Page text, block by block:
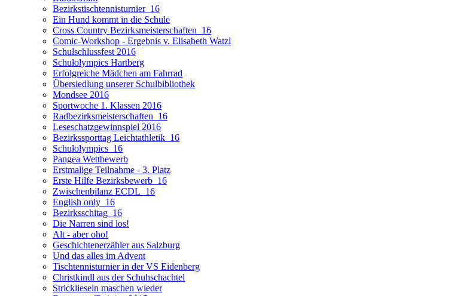
Bezirkstischtennisturnier_16
Ein Hund kommt in die Schule
Cross Country Bezirksmeisterschaften_16
Comic-Workshop - Ergebnis v. Elisabeth Watzl
Schulschlussfest 2016
Schulolympics Hartberg
Erfolgreiche Mädchen am Fahrrad
Übersiedlung unserer Schulbibliothek
Mondsee 2016
Sportwoche 1. Klassen 2016
Radbezirksmeisterschaften_16
Leseschatzgewinnspiel 2016
Bezirkssporttag Leichtathletik_16
Schulolympics_16
Pangea Wettbewerb
Erstmalige Teilnahme - 3. Platz
Erste Hilfe Bezirksbewerb_16
Zwischenbilanz ECDL_16
English only_16
Bezirksschitag_16
Die Narren sind los!
Alt - aber oho!
Geschichtenerzähler aus Salzburg
Und das alles im Advent
Tischtennisturnier in der VS Eidenberg
Christkindl aus der Schuhschachtel
Stricklieseln maschen wieder